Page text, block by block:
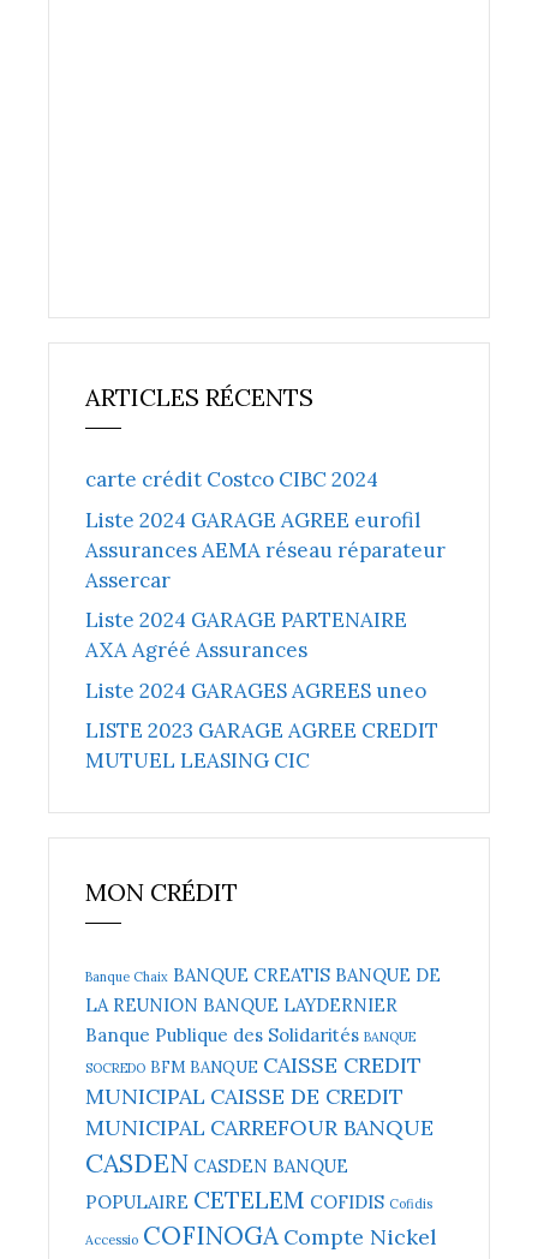
ARTICLES RÉCENTS
carte crédit Costco CIBC 2024
Liste 2024 GARAGE AGREE eurofil
Assurances AEMA réseau réparateur
Assercar
Liste 2024 GARAGE PARTENAIRE
AXA Agréé Assurances
Liste 2024 GARAGES AGREES uneo
LISTE 2023 GARAGE AGREE CREDIT
MUTUEL LEASING CIC
MON CRÉDIT
Banque Chaix BANQUE CREATIS BANQUE DE
LA REUNION BANQUE LAYDERNIER
Banque Publique des Solidarités BANQUE
SOCREDO BFM BANQUE CAISSE CREDIT
MUNICIPAL CAISSE DE CREDIT
MUNICIPAL CARREFOUR BANQUE
CASDEN CASDEN BANQUE
POPULAIRE CETELEM COFIDIS Cofidis
Accessio COFINOGA Compte Nickel